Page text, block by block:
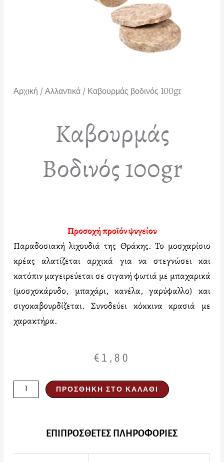
Αρχική /Αλλαντικά / Καβουρμάς βοδινός 100gr
Καβουρμάς
Βοδινός 100gr
Προσοχή προϊόν ψυγείου
Παραδοσιακή λιχουδιά της Θράκης. Το μοσχαρίσιο
κρέας αλατίζεται αρχικά για να στεγνώσει και
κατόπιν μαγειρεύεται σε σιγανή φωτιά με μπαχαρικά
(μοσχοκάρυδο, μπαχάρι, κανέλα, γαρύφαλλο) και
σιγοκαβουρδίζεται. Συνοδεύει κόκκινα κρασιά με
χαρακτήρα.
€1,80
Καβουρμάς
βοδινός
ΠΡΟΣΘΉΚΗ ΣΤΟ ΚΑΛΆΘΙ
ΕΠΙΠΡΟΣΘΕΤΕΣ ΠΛΗΡΟΦΟΡΙΕΣ